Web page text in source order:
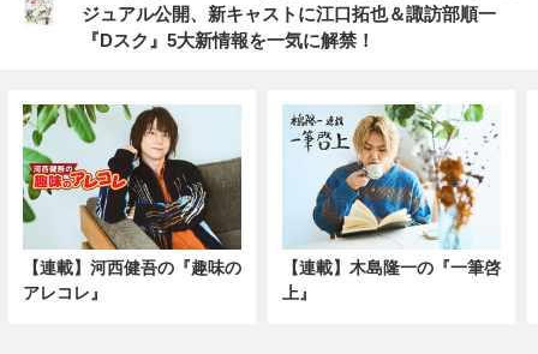
ジュアル公開、新キャストに江口拓也＆諏訪部順一
『Dスク』5大新情報を一気に解禁！
【連載】河西健吾の『趣味の
アレコレ』
【連載】木島隆一の『一筆啓
上』